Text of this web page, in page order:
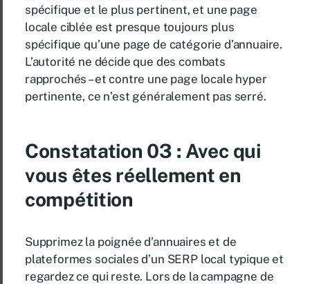
spécifique et le plus pertinent, et une page
locale ciblée est presque toujours plus
spécifique qu’une page de catégorie d’annuaire.
L’autorité ne décide que des combats
rapprochés – et contre une page locale hyper
pertinente, ce n’est généralement pas serré.
Constatation 03 : Avec qui
vous êtes réellement en
compétition
Supprimez la poignée d’annuaires et de
plateformes sociales d’un SERP local typique et
regardez ce qui reste. Lors de la campagne de